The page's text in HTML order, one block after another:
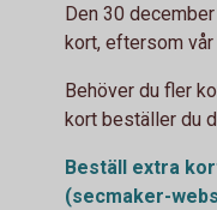
Den 30
kort, eftersom
Behöver du fler
kort beställer du
Beställ extra
(secmaker-